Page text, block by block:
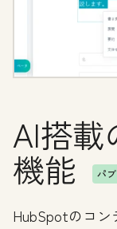
AI搭載
機能 パ
HubSpotのコ